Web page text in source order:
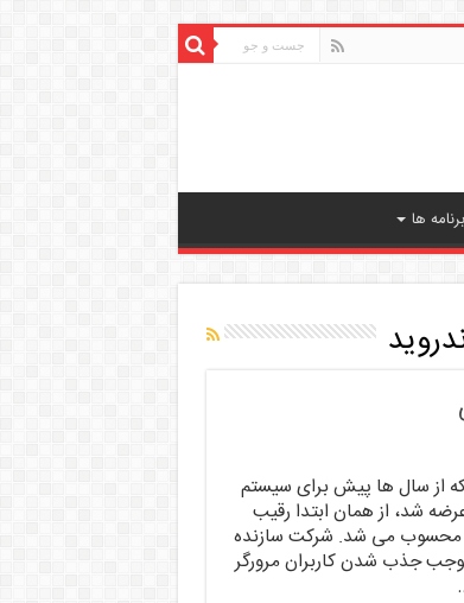
ها
از سال ها پیش برای سیستم
شد، از همان ابتدا رقیب
محسوب می شد. شرکت سازنده
جذب شدن کاربران مرورگر